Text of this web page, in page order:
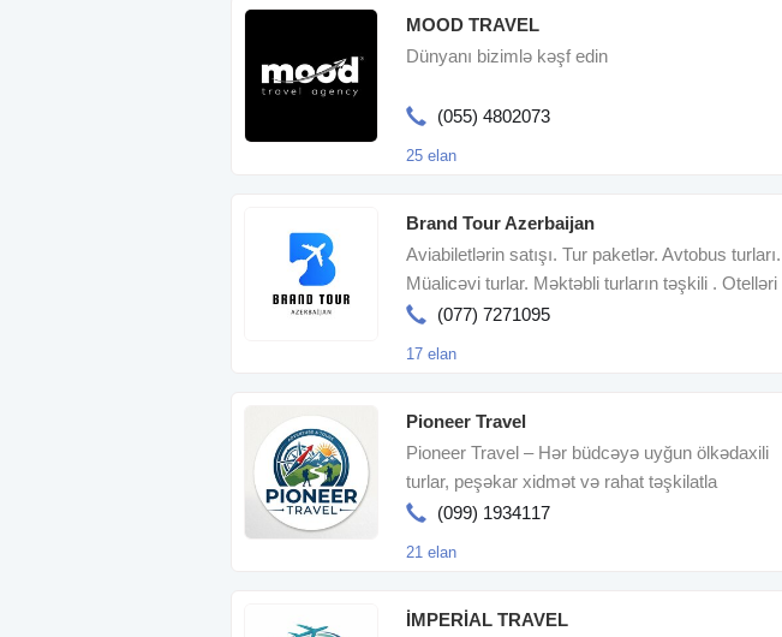
MOOD TRAVEL
Dünyanı bizimlə kəşf edin
(055) 4802073
25 elan
Brand Tour Azerbaijan
Aviabiletlərin satışı. Tur paketlər. Avtobus turları.
Müalicəvi turlar. Məktəbli turların təşkili . Otelləri
(077) 7271095
17 elan
Pioneer Travel
Pioneer Travel – Hər büdcəyə uyğun ölkədaxili
turlar, peşəkar xidmət və rahat təşkilatla
səyahətiniz
(099) 1934117
21 elan
İMPERİAL TRAVEL